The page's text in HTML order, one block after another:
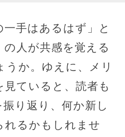
一手はあるはず」と
人が共感を覚える
うか。ゆえに、メリ
ていると、読者も
り返り、何か新し
れるかもしれませ